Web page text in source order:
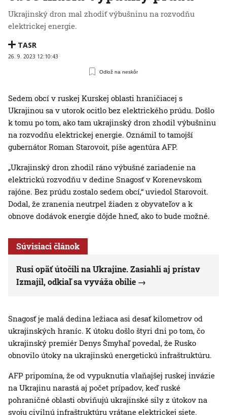
Ukrajinský dron mal zhodiť výbušninu na rozvodňu
elektrickej energie.
TASR
26. 9. 2023 12:10:43
Odlož na neskôr
Sedem obcí v ruskej Kurskej oblasti hraničiacej s
Ukrajinou sa v utorok ocitlo bez elektrického prúdu. Došlo
k tomu po tom, ako tam ukrajinský dron zhodil výbušninu
na rozvodňu elektrickej energie. Oznámil to tamojší
gubernátor Roman Starovoit, píše agentúra AFP.
„Ukrajinský dron zhodil ráno výbušné zariadenie na
elektrickú rozvodňu v dedine Snagosť v Korenevskom
rajóne. Bez prúdu zostalo sedem obcí,“ uviedol Starovoit.
Dodal, že zranenia neutrpel žiaden z obyvateľov a k
obnove dodávok energie dôjde hneď, ako to bude možné.
Súvisiaci článok
Rusi opäť útočili na Ukrajine. Zasiahli aj prístav
Izmajil, odkiaľ sa vyváža obilie
Snagosť je malá dedina ležiaca asi desať kilometrov od
ukrajinských hraníc. K útoku došlo štyri dni po tom, čo
ukrajinský premiér Denys Šmyhaľ povedal, že Rusko
obnovilo útoky na ukrajinskú energetickú infraštruktúru.
AFP pripomína, že od vypuknutia vlaňajšej ruskej invázie
na Ukrajinu narastá aj počet prípadov, keď ruské
pohraničné oblasti obviňujú ukrajinské sily z útokov na
svoju civilnú infraštruktúru vrátane elektrickej siete.